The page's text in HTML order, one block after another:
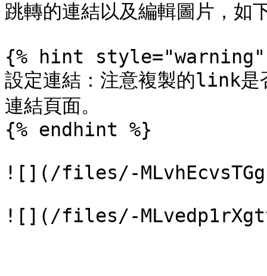
跳轉的連結以及編輯圖片，如
{% hint style="warning"
設定連結：注意複製的link
連結頁面。
{% endhint %}
![](/files/-